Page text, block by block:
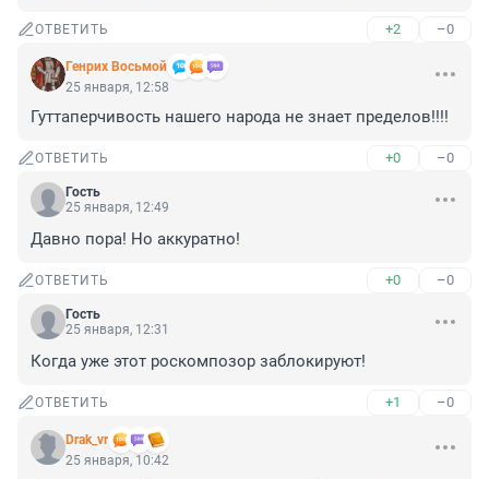
ОТВЕТИТЬ +2 –0
Генрих Восьмой
25 января, 12:58
Гуттаперчивость нашего народа не знает пределов!!!!
ОТВЕТИТЬ +0 –0
Гость
25 января, 12:49
Давно пора! Но аккуратно!
ОТВЕТИТЬ +0 –0
Гость
25 января, 12:31
Когда уже этот роскомпозор заблокируют!
ОТВЕТИТЬ +1 –0
Drak_vr
25 января, 10:42